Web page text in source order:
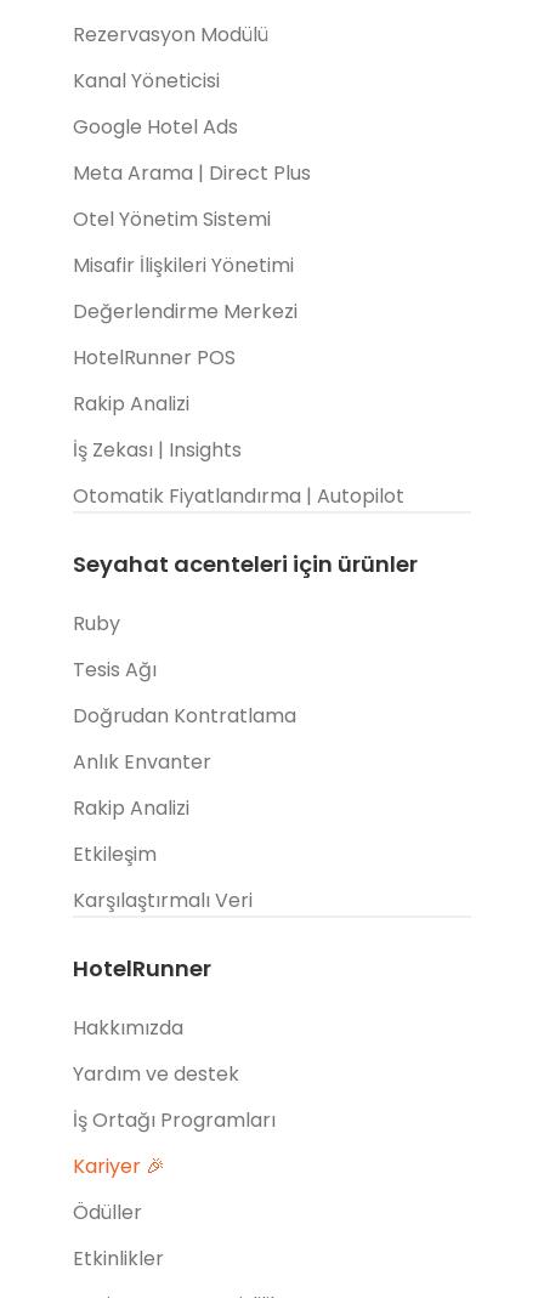
Rezervasyon Modülü
Kanal Yöneticisi
Google Hotel Ads
Meta Arama | Direct Plus
Otel Yönetim Sistemi
Misafir İlişkileri Yönetimi
Değerlendirme Merkezi
HotelRunner POS
Rakip Analizi
İş Zekası | Insights
Otomatik Fiyatlandırma | Autopilot
Seyahat acenteleri için ürünler
Ruby
Tesis Ağı
Doğrudan Kontratlama
Anlık Envanter
Rakip Analizi
Etkileşim
Karşılaştırmalı Veri
HotelRunner
Hakkımızda
Yardım ve destek
İş Ortağı Programları
Kariyer 🎉
Ödüller
Etkinlikler